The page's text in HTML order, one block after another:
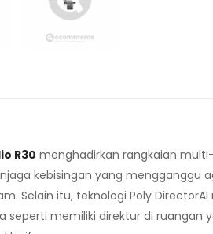
R30 menghadirkan rangkaian
kebisingan yang
Selain itu, teknologi Poly
seperti memiliki direktur di